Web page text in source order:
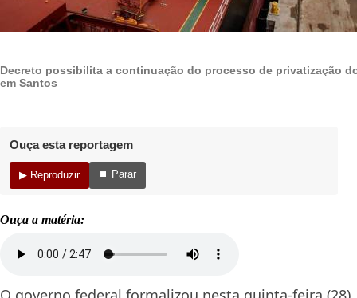
Decreto possibilita a continuação do processo de privatização
em Santos
Ouça esta reportagem
▶ Reproduzir ⏹ Parar
Ouça a matéria: